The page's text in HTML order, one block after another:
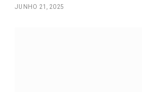
JUNHO 21, 2025